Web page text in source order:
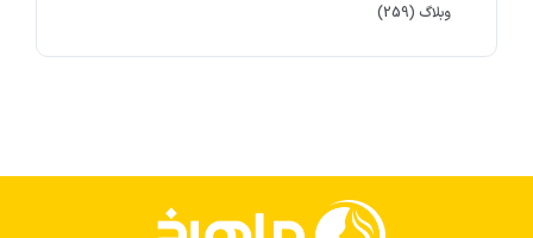
وبلاگ (259)